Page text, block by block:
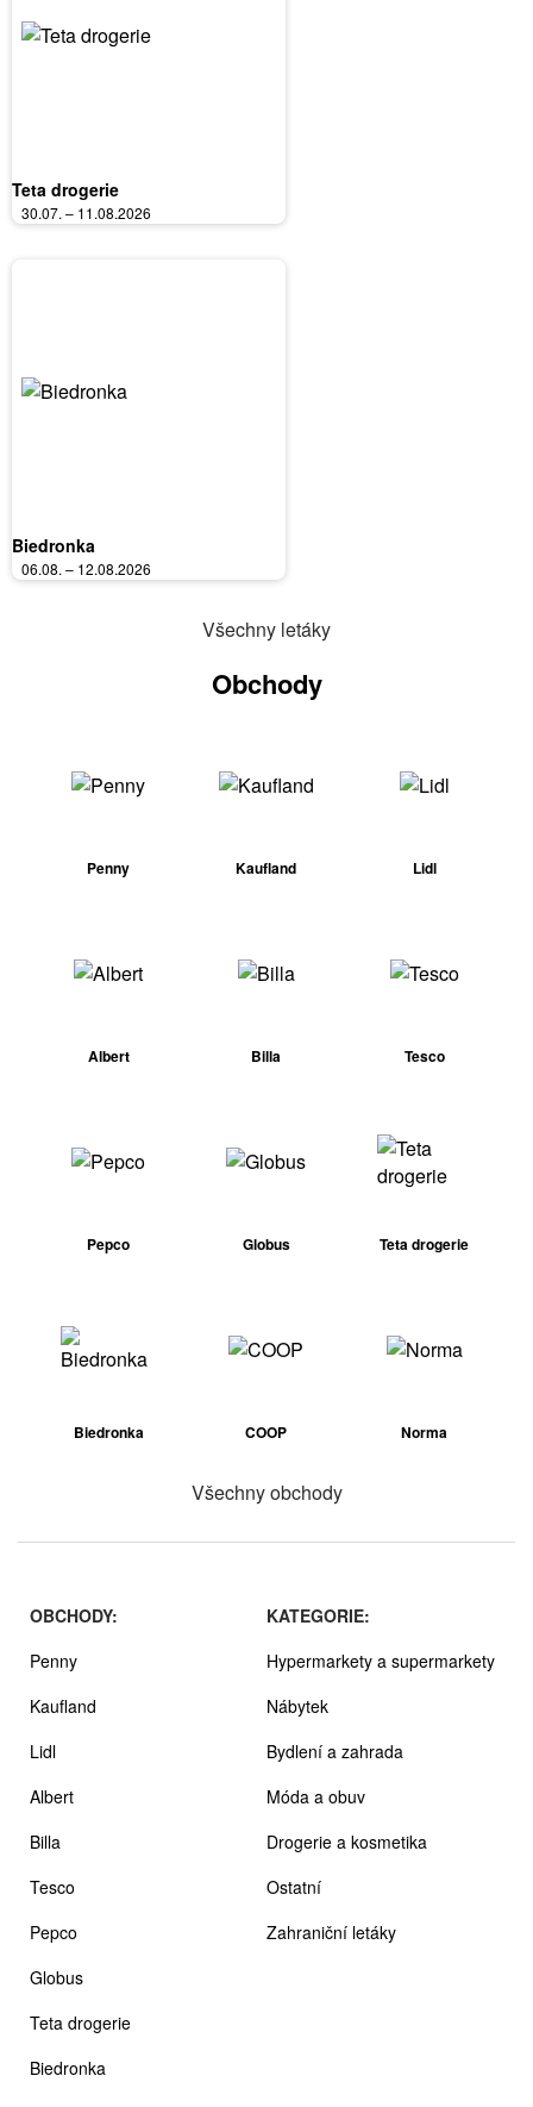
Teta drogerie
30.07. – 11.08.2026
Biedronka
06.08. – 12.08.2026
Všechny letáky
Obchody
Penny Kaufland Lidl
Albert Billa Tesco
Pepco Globus Teta drogerie
Biedronka COOP Norma
Všechny obchody
OBCHODY:
Penny
Kaufland
Lidl
Albert
Billa
Tesco
Pepco
Globus
Teta drogerie
Biedronka
KATEGORIE:
Hypermarkety a supermarkety
Nábytek
Bydlení a zahrada
Móda a obuv
Drogerie a kosmetika
Ostatní
Zahraniční letáky